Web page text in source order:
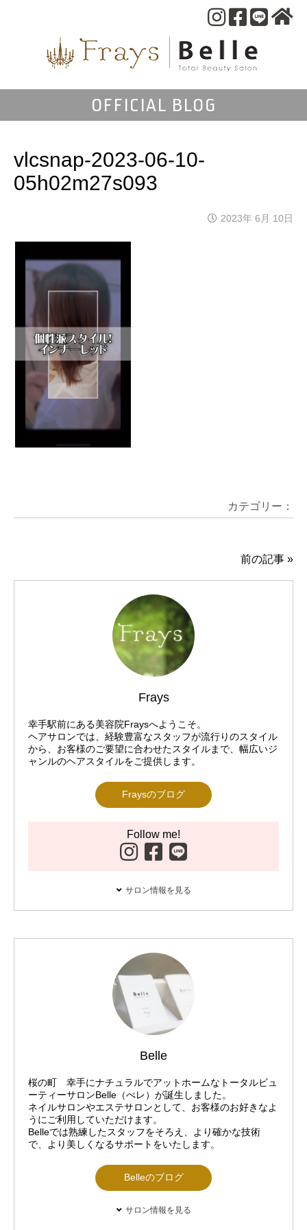
OFFICIAL BLOG
vlcsnap-2023-06-10-
05h02m27s093
2023年 6月 10日
カテゴリー：
前の記事 »
Frays
幸手駅前にある美容院Fraysへようこそ。
ヘアサロンでは、経験豊富なスタッフが流行りのスタイル
から、お客様のご要望に合わせたスタイルまで、幅広いジ
ャンルのヘアスタイルをご提供します。
Fraysのブログ
Follow me!
サロン情報を見る
Belle
桜の町 幸手にナチュラルでアットホームなトータルビュ
ーティーサロンBelle（べレ）が誕生しました。
ネイルサロンやエステサロンとして、お客様のお好きなよ
うにご利用していただけます。
Belleでは熟練したスタッフをそろえ、より確かな技術
で、より美しくなるサポートをいたします。
Belleのブログ
サロン情報を見る